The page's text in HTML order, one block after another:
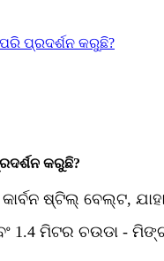
ପ୍ରଦର୍ଶନ କରୁଛି?
କରୁଛି?
ଷ୍ଟିଲ୍ ବେଲ୍ଟ,
1.4 ମିଟର ଚଉଡା -